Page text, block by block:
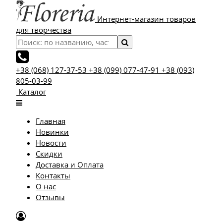
Интернет-магазин товаров
для творчества
+38 (068) 127-37-53 +38 (099) 077-47-91 +38 (093)
805-03-99
Каталог
Главная
Новинки
Новости
Скидки
Доставка и Оплата
Контакты
О нас
Отзывы